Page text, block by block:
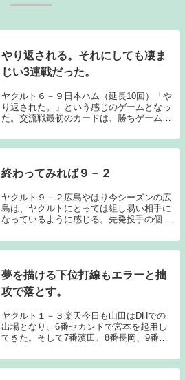
やり返される。それにしても凄ま
じい3連戦だった。
ヤクルト６－９日本ハム（延長10回）「や
り返された。」という感じのゲームとなっ
た。交流戦最初のカードは、勝ちゲームも
た。まるで短期決戦を戦っているような手
に汗握るゲームの連続となった。今日は小
終わってみれば９－２
ヤクルト９－２広島やはり今シーズンの広
島は、ヤクルトにとっては組し易い相手に
なっているように感じる。先発投手の個々
上回っている可能性があるのだが、リリー
フ勝負となればヤクルトに明確に軍配が上
夢を描ける下位打線もエラーと拙
攻で落とす。
ヤクルト１－３楽天今日も山田はDHでの
出場となり、6番セカンドで宮本を起用し
てきた。そして7番濱田、8番長岡、9番内
は、将来に夢を描けるオーダーとなった。
しかし結果としては、長岡と宮本のエラー